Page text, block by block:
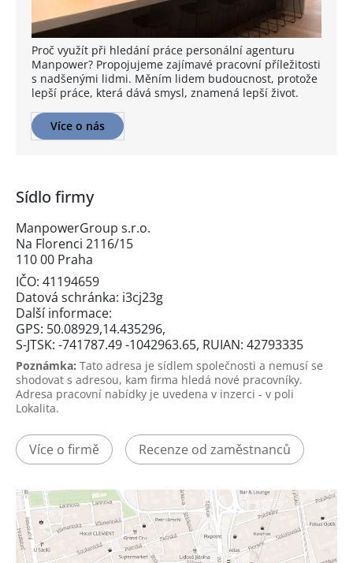
Proč využít při hledání práce personální agenturu
Manpower? Propojujeme zajímavé pracovní příležitosti
s nadšenými lidmi. Měním lidem budoucnost, protože
lepší práce, která dává smysl, znamená lepší život.
Více o nás
Sídlo firmy
ManpowerGroup s.r.o.
Na Florenci 2116/15
110 00 Praha
IČO: 41194659
Datová schránka: i3cj23g
Další informace:
GPS: 50.08929,14.435296,
S-JTSK: -741787.49 -1042963.65, RUIAN: 42793335
Poznámka: Tato adresa je sídlem společnosti a nemusí se
shodovat s adresou, kam firma hledá nové pracovníky.
Adresa pracovní nabídky je uvedena v inzerci - v poli
Lokalita.
Více o firmě Recenze od zaměstnanců